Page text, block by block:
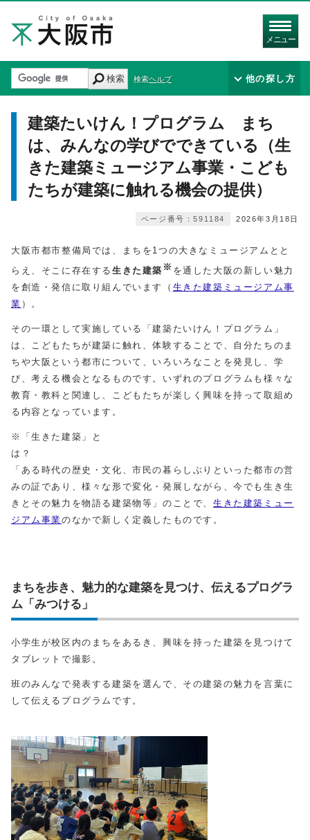
メニュー
検索 検索ヘルプ 他の探し方
建築たいけん！プログラム まち
は、みんなの学びでできている（生
きた建築ミュージアム事業・こども
たちが建築に触れる機会の提供）
2026年3月18日
ページ番号：591184
大阪市都市整備局では、まちを1つの大きなミュージアムとと
らえ、そこに存在する 生きた建築 ※ を通した大阪の新しい魅力
を創造・発信に取り組んでいます（ 生きた建築ミュージアム事
業 ）。
その一環として実施している「建築たいけん！プログラム」
は、こどもたちが建築に触れ、体験することで、自分たちのま
ちや大阪という都市について、いろいろなことを発見し、学
び、考える機会となるものです。いずれのプログラムも様々な
教育・教科と関連し、こどもたちが楽しく興味を持って取組め
る内容となっています。
※「生きた建築」と
「ある時代の歴史・文化、市民の暮らしぶりといった都市の営
みの証であり、様々な形で変化・発展しながら、今でも生き生
きとその魅力を物語る建築物等」のことで、生きた建築ミュー
ジアム事業のなかで新しく定義したものです。
まちを歩き、魅力的な建築を見つけ、伝えるプログラ
ム「みつける」
小学生が校区内のまちをあるき、興味を持った建築を見つけて
タブレットで撮影。
班のみんなで発表する建築を選んで、その建築の魅力を言葉に
して伝えるプログラムです。